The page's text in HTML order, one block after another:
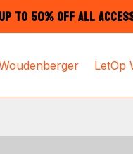
TO 50% OFF ALL
LetOp